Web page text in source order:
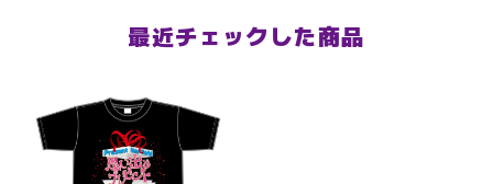
最近チェックした商品